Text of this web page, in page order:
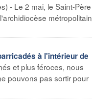
- Le 2 mai, le Saint-Père
métropolitain
à l'intérieur de
et plus féroces, nous
pouvons pas sortir pour